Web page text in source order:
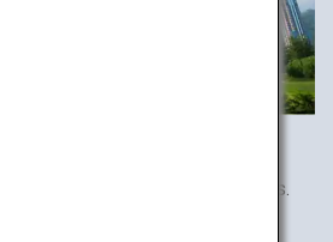
bietet Japan eine Vielzahl von
einige einzigartige Resort-Hotels.
von Aktivitäten, die in